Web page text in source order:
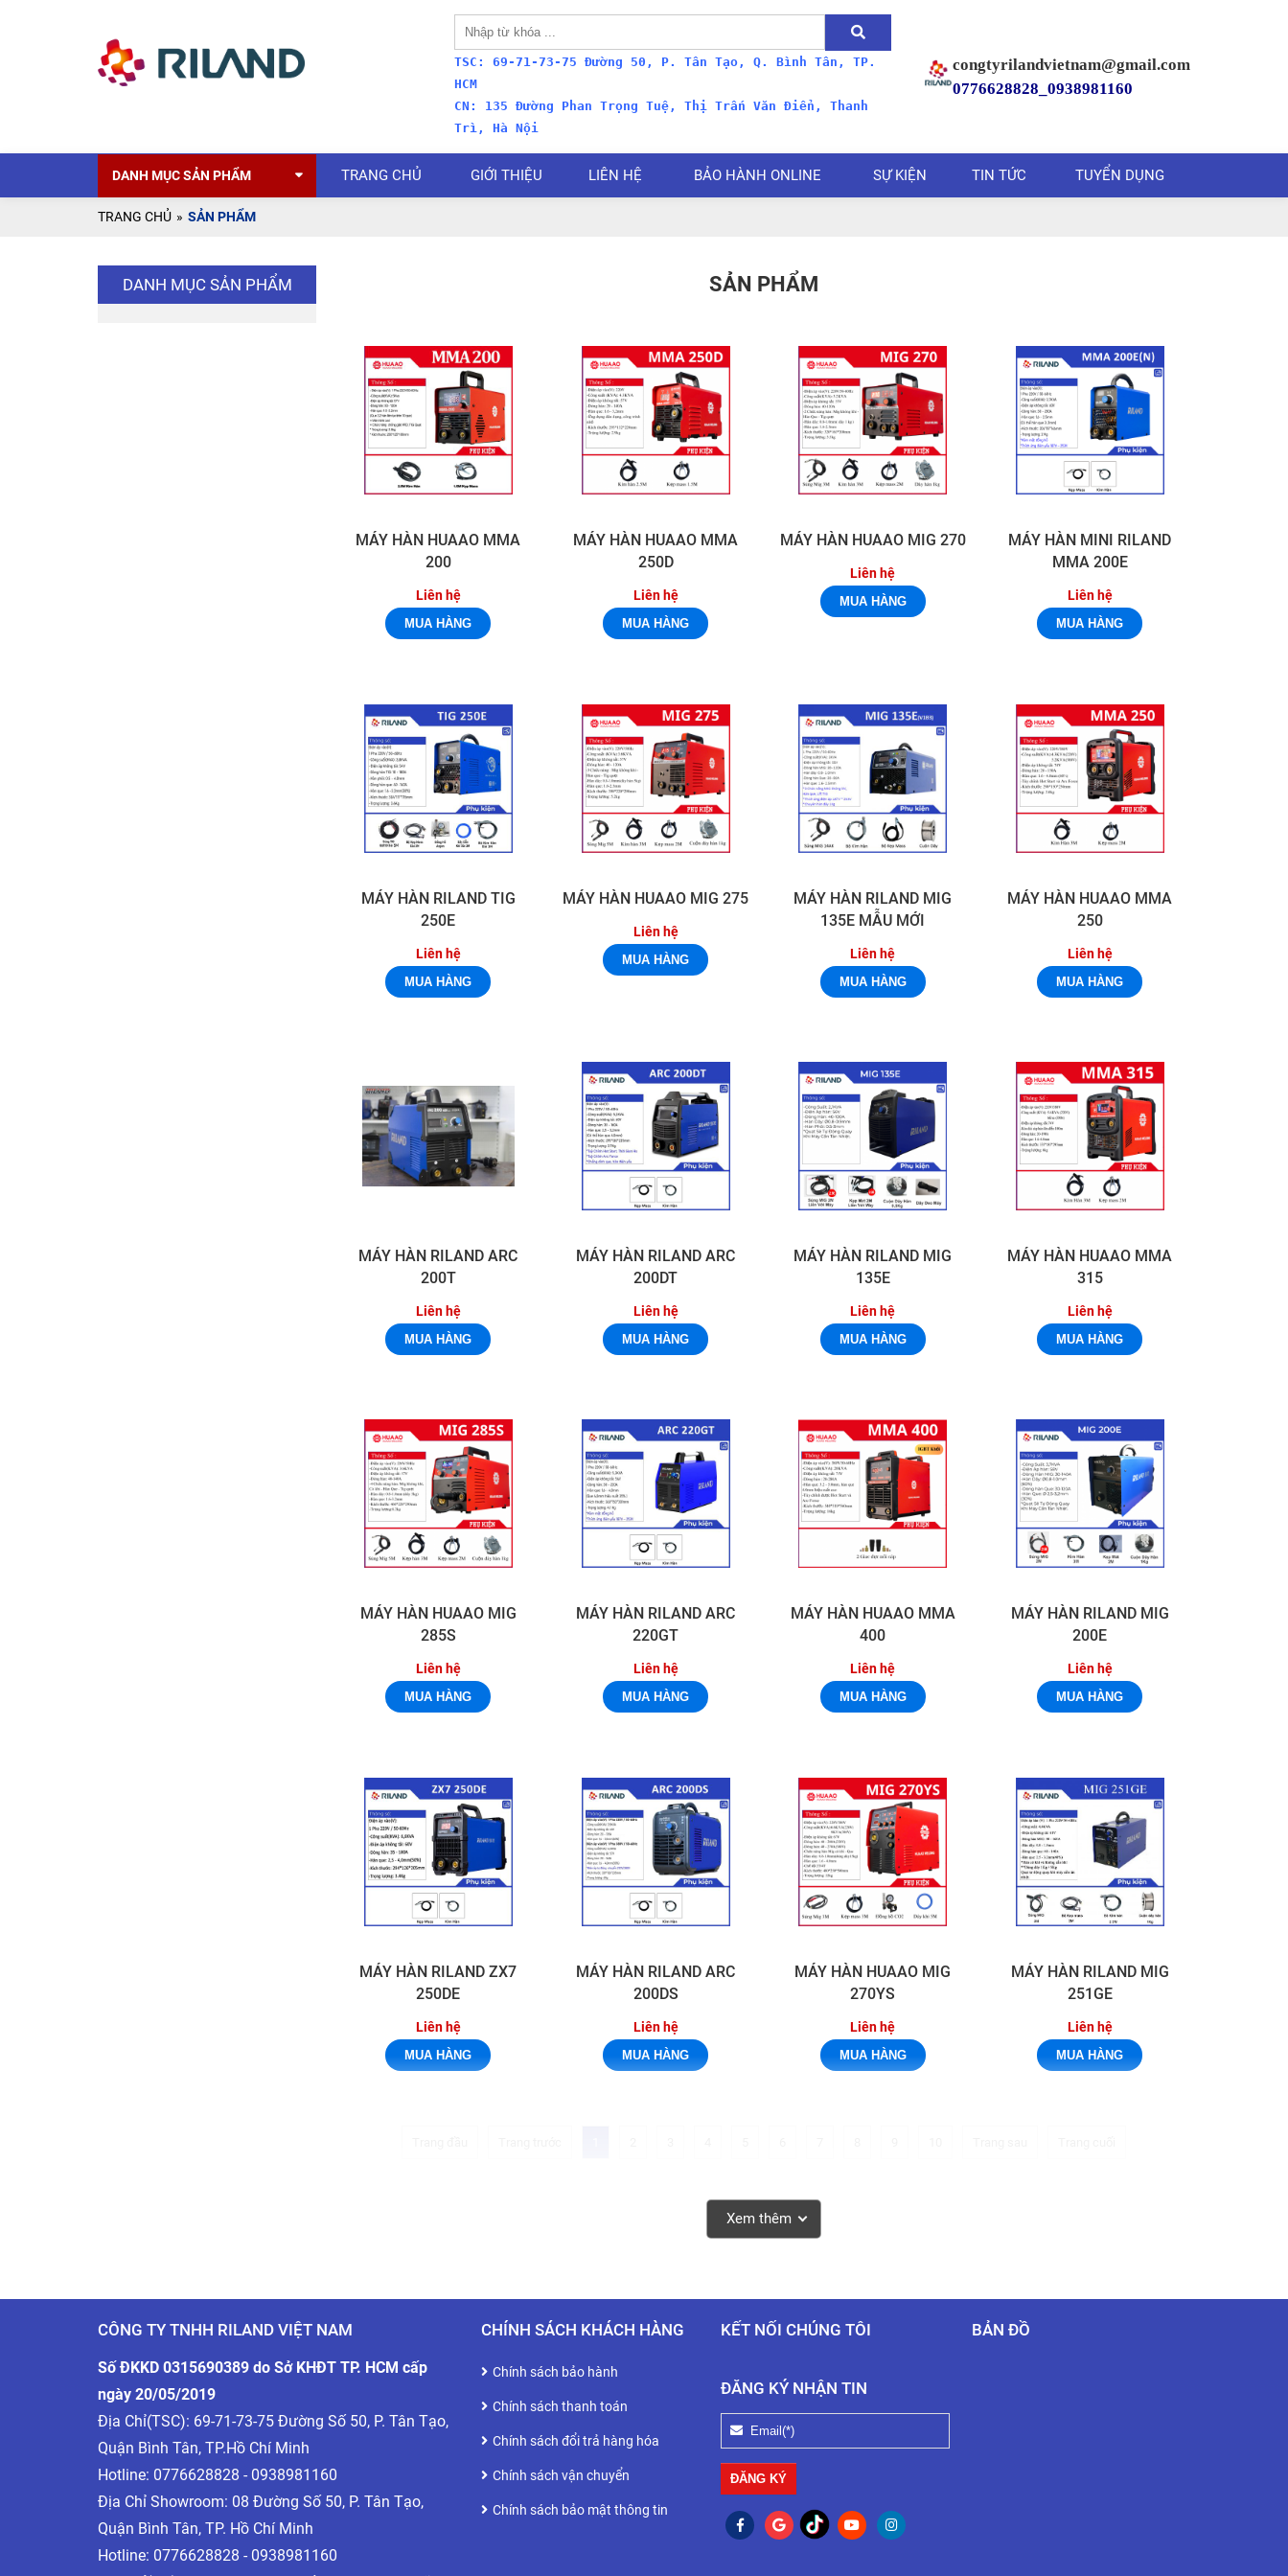
TSC: 69-71-73-75 Đường 50, P. Tân Tạo, Q. Bình Tân, TP.
HCM
CN: 135 Đường Phan Trọng Tuệ, Thị Trấn Văn Điển, Thanh
Trì, Hà Nội
congtyrilandvietnam@gmail.com
0776628828_ 0938981160
DANH MỤC SẢN PHẨM TRANG CHỦ GIỚI THIỆU LIÊN HỆ BẢO HÀNH ONLINE SỰ KIỆN TIN TỨC TUYỂN DỤNG
TRANG CHỦ » SẢN PHẨM
DANH MỤC SẢN PHẨM SẢN PHẨM
MÁY HÀN HUAAO MMA
200
Liên hệ
MÁY HÀN HUAAO MMA
250D
Liên hệ
MÁY HÀN HUAAO MIG 270
Liên hệ
MÁY HÀN MINI RILAND
MMA 200E
Liên hệ
MÁY HÀN RILAND TIG
250E
Liên hệ
MÁY HÀN HUAAO MIG 275
Liên hệ
MÁY HÀN RILAND MIG
135E MẪU MỚI
Liên hệ
MÁY HÀN HUAAO MMA
250
Liên hệ
MÁY HÀN RILAND ARC
200T
Liên hệ
MÁY HÀN RILAND ARC
200DT
Liên hệ
MÁY HÀN RILAND MIG
135E
Liên hệ
MÁY HÀN HUAAO MMA
315
Liên hệ
MÁY HÀN HUAAO MIG
285S
Liên hệ
MÁY HÀN RILAND ARC
220GT
Liên hệ
MÁY HÀN HUAAO MMA
400
Liên hệ
MÁY HÀN RILAND MIG
200E
Liên hệ
MÁY HÀN RILAND ZX7
250DE
Liên hệ
MÁY HÀN RILAND ARC
200DS
Liên hệ
MÁY HÀN HUAAO MIG
270YS
Liên hệ
MÁY HÀN RILAND MIG
251GE
Liên hệ
Xem thêm
CÔNG TY TNHH RILAND VIỆT NAM
Số ĐKKD 0315690389 do Sở KHĐT TP. HCM cấp
ngày 20/05/2019
Địa Chỉ(TSC): 69-71-73-75 Đường Số 50, P. Tân Tạo,
Quận Bình Tân, TP.Hồ Chí Minh
Hotline: 0776628828 - 0938981160
Địa Chỉ Showroom: 08 Đường Số 50, P. Tân Tạo,
Quận Bình Tân, TP. Hồ Chí Minh
Hotline: 0776628828 - 0938981160
CHÍNH SÁCH KHÁCH HÀNG
Chính sách bảo hành
Chính sách thanh toán
Chính sách đổi trả hàng hóa
Chính sách vận chuyển
Chính sách bảo mật thông tin
KẾT NỐI CHÚNG TÔI
ĐĂNG KÝ NHẬN TIN
BẢN ĐỒ